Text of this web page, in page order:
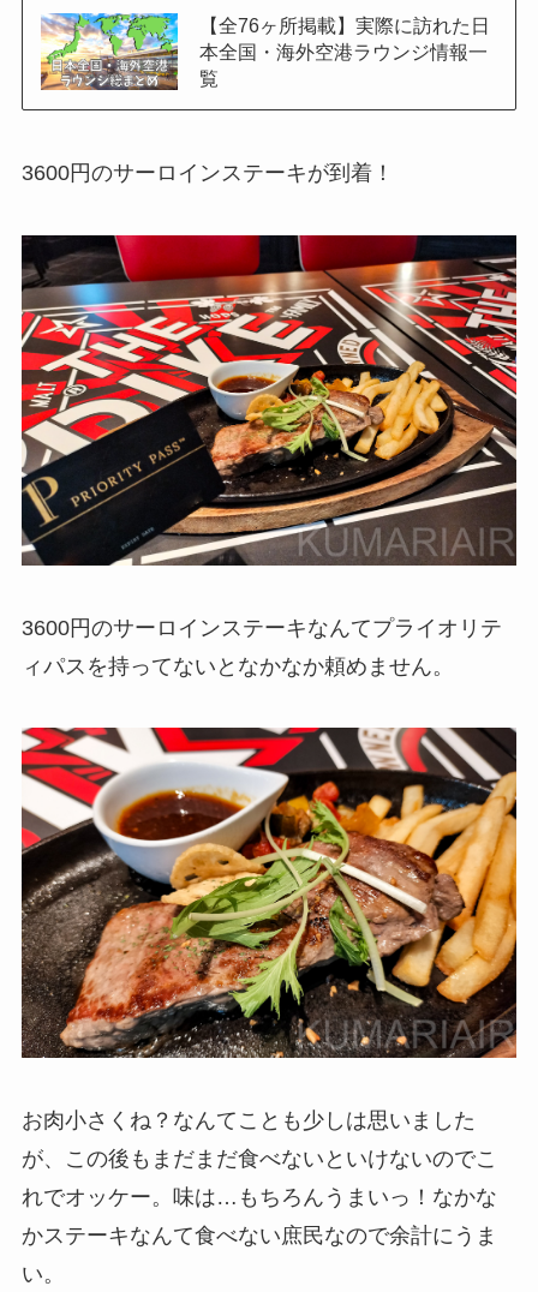
【全76ヶ所掲載】実際に訪れた日
本全国・海外空港ラウンジ情報一
覧
3600円のサーロインステーキが到着！
3600円のサーロインステーキなんてプライオリテ
ィパスを持ってないとなかなか頼めません。
お肉小さくね？なんてことも少しは思いました
が、この後もまだまだ食べないといけないのでこ
れでオッケー。味は…もちろんうまいっ！なかな
かステーキなんて食べない庶民なので余計にうま
い。